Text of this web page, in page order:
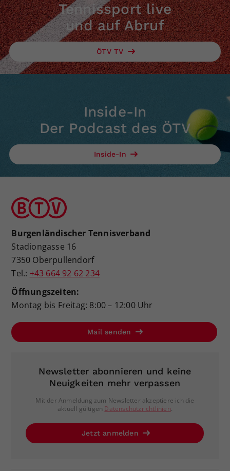
Tennissport live
und auf Abruf
ÖTV TV
Inside-In
Der Podcast des ÖTV
Inside-In
Burgenländischer Tennisverband
Stadiongasse 16
7350 Oberpullendorf
Tel.: +43 664 92 62 234
Öffnungszeiten:
Montag bis Freitag: 8:00 – 12:00 Uhr
Mail senden
Newsletter abonnieren und keine
Neuigkeiten mehr verpassen
Mit der Anmeldung zum Newsletter akzeptiere ich die
aktuell gültigen Datenschutzrichtlinien.
Jetzt anmelden